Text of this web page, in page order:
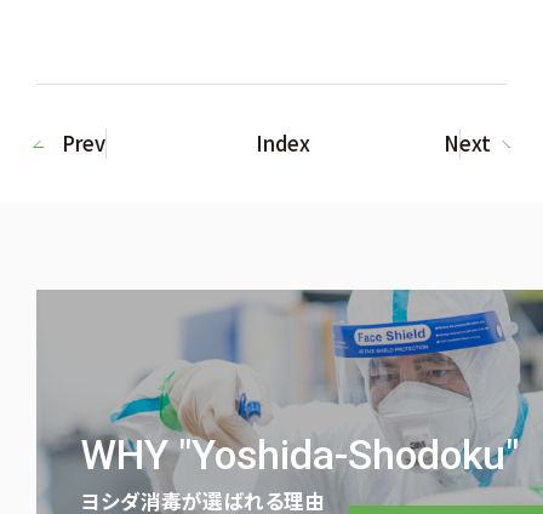
Prev Index Next
WHY "Yoshida-Shodoku"
ヨシダ消毒が選ばれる理由